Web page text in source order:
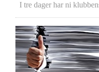
I tre dager har ni